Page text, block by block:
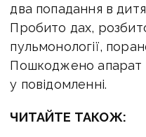
два попадання в
Пробито дах,
пульмонології,
Пошкоджено
у повідомленні.
ЧИТАЙТЕ ТАКОЖ: